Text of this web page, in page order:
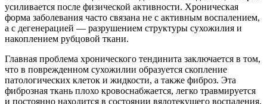
усиливается после физической активности. Хроническая
форма заболевания часто связана не с активным воспалением,
а с дегенерацией — разрушением структуры сухожилия и
накоплением рубцовой ткани.
Главная проблема хронического тендинита заключается в том,
что в поврежденном сухожилии образуется скопление
патологических клеток и жидкости, а также фиброз. Эта
фиброзная ткань плохо кровоснабжается, легко травмируется
и постоянно находится в состоянии вялотекущего воспаления,